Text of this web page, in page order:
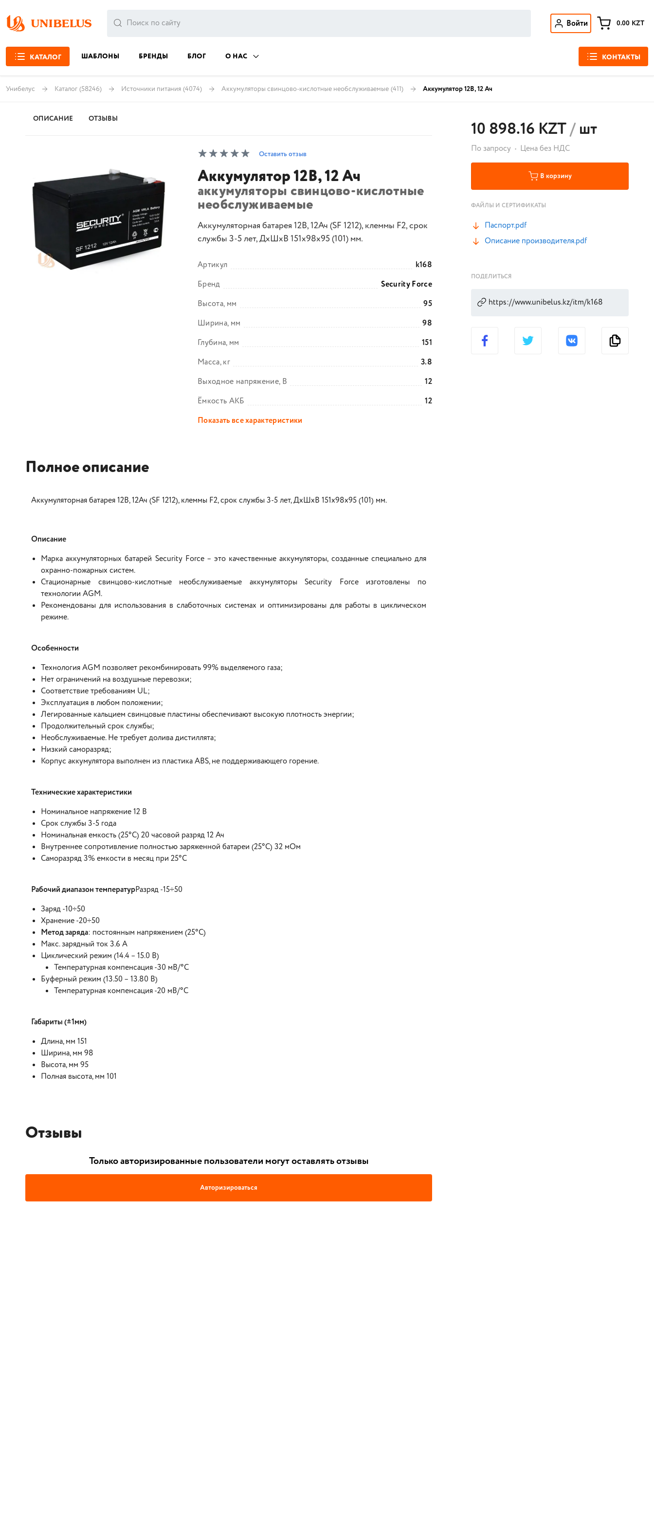
Войти 0.00 KZT
КАТАЛОГ ШАБЛОНЫ БРЕНДЫ БЛОГ О НАС КОНТАКТЫ
Унибелус Каталог (58246) Источники питания (4074) Аккумуляторы свинцово-кислотные необслуживаемые (411) Аккумулятор 12В, 12 Ач
ОПИСАНИЕ ОТЗЫВЫ
Оставить отзыв
Аккумулятор 12В, 12 Ач
аккумуляторы свинцово-кислотные
необслуживаемые
Аккумуляторная батарея 12В, 12Ач (SF 1212), клеммы F2, срок
службы 3-5 лет, ДхШхВ 151х98х95 (101) мм.
Артикул
k168
Бренд
Security Force
Высота, мм
95
Ширина, мм
98
Глубина, мм
151
Масса, кг
3.8
Выходное напряжение, В
12
Ёмкость АКБ
12
Показать все характеристики
Полное описание
Аккумуляторная батарея 12В, 12Ач (SF 1212), клеммы F2, срок службы 3-5 лет, ДхШхВ 151х98х95 (101) мм.
Описание
Марка аккумуляторных батарей Security Force – это качественные аккумуляторы, созданные специально для
охранно-пожарных систем.
Стационарные свинцово-кислотные необслуживаемые аккумуляторы Security Force изготовлены по
технологии AGM.
Рекомендованы для использования в слаботочных системах и оптимизированы для работы в циклическом
режиме.
Особенности
Технология AGM позволяет рекомбинировать 99% выделяемого газа;
Нет ограничений на воздушные перевозки;
Соответствие требованиям UL;
Эксплуатация в любом положении;
Легированные кальцием свинцовые пластины обеспечивают высокую плотность энергии;
Продолжительный срок службы;
Необслуживаемые. Не требует долива дистиллята;
Низкий саморазряд;
Корпус аккумулятора выполнен из пластика ABS, не поддерживающего горение.
Технические характеристики
Номинальное напряжение 12 В
Срок службы 3-5 года
Номинальная емкость (25°С) 20 часовой разряд 12 Ач
Внутреннее сопротивление полностью заряженной батареи (25°С) 32 мОм
Саморазряд 3% емкости в месяц при 25°С
Рабочий диапазон температурРазряд -15÷50
Заряд -10÷50
Хранение -20÷50
Метод заряда: постоянным напряжением (25°С)
Макс. зарядный ток 3.6 А
Циклический режим (14.4 – 15.0 В)
Температурная компенсация -30 мВ/°С
Буферный режим (13.50 – 13.80 В)
Температурная компенсация -20 мВ/°С
Габариты (±1мм)
Длина, мм 151
Ширина, мм 98
Высота, мм 95
Полная высота, мм 101
Отзывы
Только авторизированные пользователи могут оставлять отзывы
Авторизироваться
10 898.16 KZT/шт
По запросу Цена без НДС
В корзину
ФАЙЛЫ И СЕРТИФИКАТЫ
Паспорт.pdf
Описание производителя.pdf
ПОДЕЛИТЬСЯ